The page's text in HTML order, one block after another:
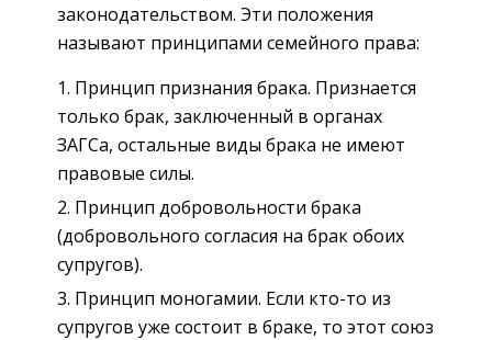
законодательством. Эти положения
называют принципами семейного права:
Принцип признания брака. Признается
только брак, заключенный в органах
ЗАГСа, остальные виды брака не имеют
правовые силы.
Принцип добровольности брака
(добровольного согласия на брак обоих
супругов).
Принцип моногамии. Если кто-то из
супругов уже состоит в браке, то этот союз